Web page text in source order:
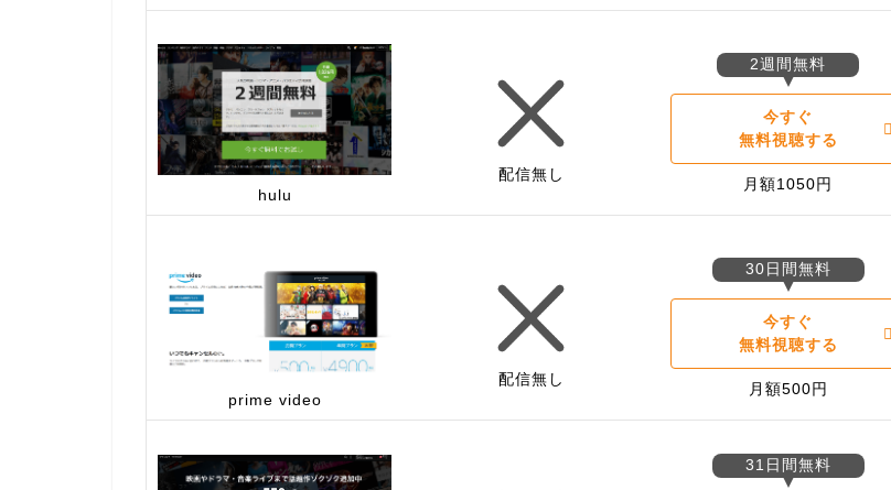
hulu
配信無し
2週間無料
今すぐ
無料視聴する
月額1050円
prime video
配信無し
30日間無料
今すぐ
無料視聴する
月額500円
31日間無料